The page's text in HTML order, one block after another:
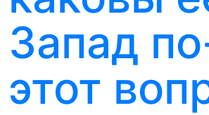
Запад
этот